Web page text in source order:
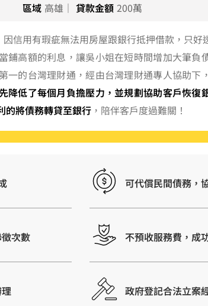
區域 高雄｜ 貸款金額 200萬
信用有瑕疵無法用房屋跟銀行抵押借款，只好
鋪高額的利息，讓吳小姐在短時間增加大筆負
一的台灣理財通，經由台灣理財通專人協助下
先降低了每個月負擔壓力，並規劃協助客戶恢復
的將債務轉貸至銀行 ，陪伴客戶度過難關！
可代償民間債務，
次數 不預收服務費，成
政府登記合法立案